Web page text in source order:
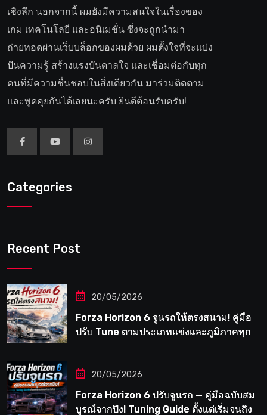
เชิงลึก นอกจากนี้ ผมยังมีความสนใจในเรื่องของ
เกม เทคโนโลยี และอนิเมชั่น ซึ่งจะถูกนำมา
ถ่ายทอดผ่านเว็บบล็อกของผมด้วย ผมตั้งใจที่จะแบ่ง
ปันความรู้ สร้างแรงบันดาลใจ และเชื่อมต่อกับทุก
คนที่มีความชื่นชอบในสิ่งเดียวกัน มาร่วมติดตาม
และพูดคุยกันได้เลยนะครับ ยินดีต้อนรับครับ!
Categories
Recent Post
20/05/2026
Forza Horizon 6 จูนรถให้ตรงสนาม! คู่มือ
ปรับ Tune ตามประเภทแข่งและภูมิภาคทุก
20/05/2026
Forza Horizon 6 ปรับจูนรถ — คู่มือฉบับสม
บูรณ์จากปิง! Tuning Guide ตั้งแต่เริ่มจนถึง